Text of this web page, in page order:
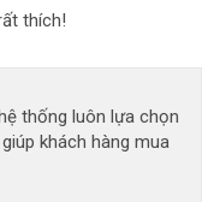
thích!
thống luôn lựa chọn
khách hàng mua